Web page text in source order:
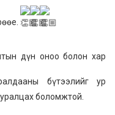
дүн оноо болон хар
бүтээлийг ур
боломжтой.